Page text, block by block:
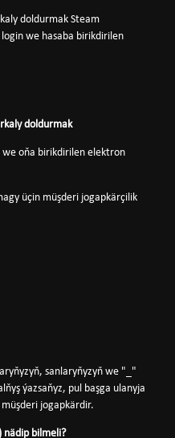
doldurmak Steam
we hasaba birikdirilen
doldurmak
we oňa birikdirilen elektron
üçin müşderi jogapkärçilik
sanlaryňyzyň we "_"
ýazsaňyz, pul başga ulanyja
jogapkärdir.
nädip bilmeli?